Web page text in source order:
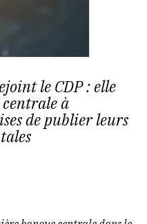
le CDP : elle
à
de publier leurs